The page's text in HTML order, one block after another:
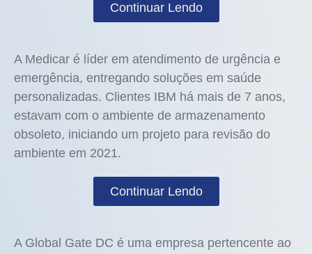
Continuar Lendo
A Medicar é líder em atendimento de urgência e
emergência, entregando soluções em saúde
personalizadas. Clientes IBM há mais de 7 anos,
estavam com o ambiente de armazenamento
obsoleto, iniciando um projeto para revisão do
ambiente em 2021.
Continuar Lendo
A Global Gate DC é uma empresa pertencente ao